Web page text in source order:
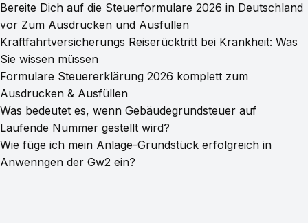
Bereite Dich auf die Steuerformulare 2026 in Deutschland
vor Zum Ausdrucken und Ausfüllen
Kraftfahrtversicherungs Reiserücktritt bei Krankheit: Was
Sie wissen müssen
Formulare Steuererklärung 2026 komplett zum
Ausdrucken & Ausfüllen
Was bedeutet es, wenn Gebäudegrundsteuer auf
Laufende Nummer gestellt wird?
Wie füge ich mein Anlage-Grundstück erfolgreich in
Anwenngen der Gw2 ein?